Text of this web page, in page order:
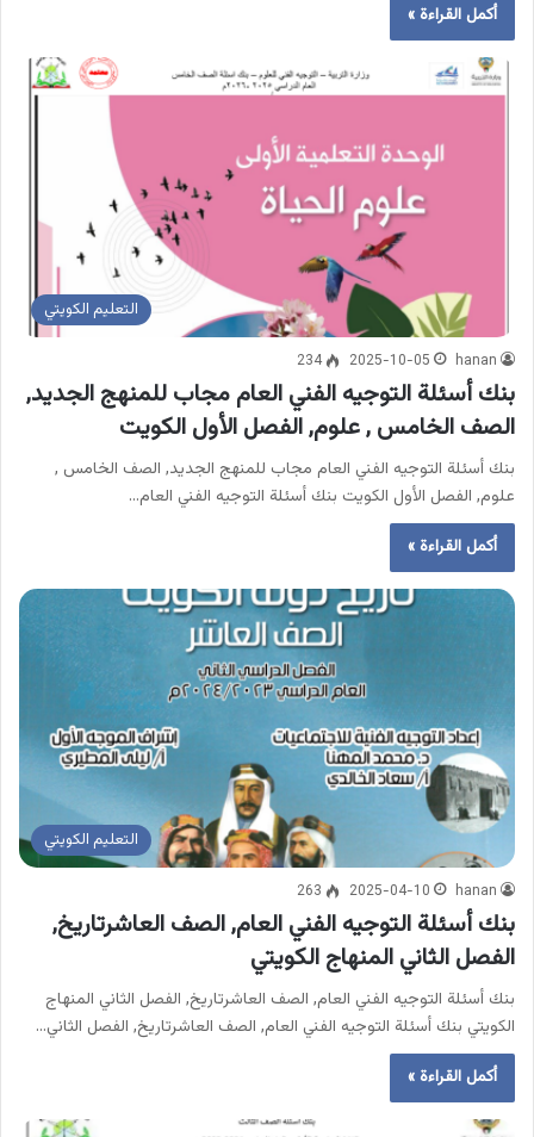
أكمل القراءة »
التعليم الكويتي
hanan
2025-10-05
234
بنك أسئلة التوجيه الفني العام مجاب للمنهج الجديد,
الصف الخامس , علوم, الفصل الأول الكويت
بنك أسئلة التوجيه الفني العام مجاب للمنهج الجديد, الصف الخامس ,
علوم, الفصل الأول الكويت بنك أسئلة التوجيه الفني العام…
أكمل القراءة »
التعليم الكويتي
hanan
2025-04-10
263
بنك أسئلة التوجيه الفني العام, الصف العاشرتاريخ,
الفصل الثاني المنهاج الكويتي
بنك أسئلة التوجيه الفني العام, الصف العاشرتاريخ, الفصل الثاني المنهاج
الكويتي بنك أسئلة التوجيه الفني العام, الصف العاشرتاريخ, الفصل الثاني…
أكمل القراءة »